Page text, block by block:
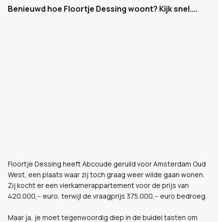
Benieuwd hoe Floortje Dessing woont? Kijk snel....
Floortje Dessing heeft Abcoude geruild voor Amsterdam Oud
West, een plaats waar zij toch graag weer wilde gaan wonen.
Zij kocht er een vierkamerappartement voor de prijs van
420.000,-- euro, terwijl de vraagprijs 375.000,-- euro bedroeg.
Maar ja, je moet tegenwoordig diep in de buidel tasten om